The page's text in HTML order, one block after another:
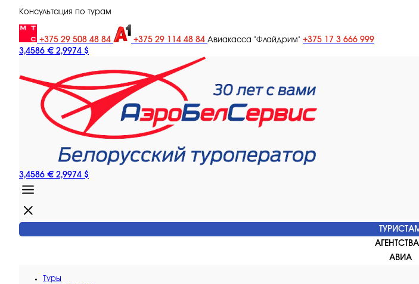
Консультация по турам
+375 29 508 48 84 +375 29 114 48 84 Авиакасса "Флайдрим" +375 17 3 666 999
3,4586 € 2,9974 $
3,4586 € 2,9974 $
АВИА
Туры